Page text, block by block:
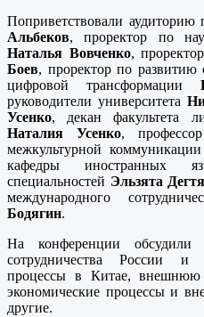
Поприветствовали аудиторию
Альбеков, проректор по
Наталья Вовченко,
Боев, проректор по
цифровой трансформации
руководители университета
Усенко, декан факультета
Наталия Усенко,
межкультурной коммуникации
кафедры иностранных
специальностей Эльзята
международного
Бодягин.
На конференции обсудили
сотрудничества России и
процессы в Китае,
экономические процессы и
другие.